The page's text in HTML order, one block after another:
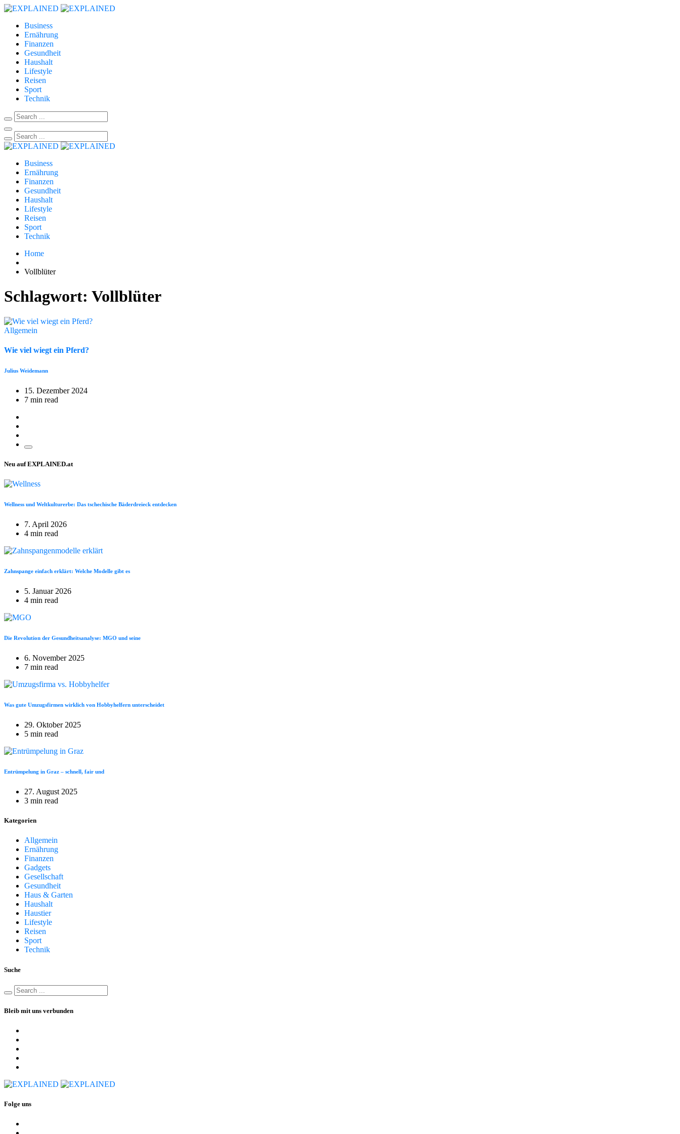
Business
Ernährung
Finanzen
Gesundheit
Haushalt
Lifestyle
Reisen
Sport
Technik
Business
Ernährung
Finanzen
Gesundheit
Haushalt
Lifestyle
Reisen
Sport
Technik
Home
Vollblüter
Schlagwort: Vollblüter
Allgemein
Wie viel wiegt ein Pferd?
Julius Weidemann
15. Dezember 2024
7 min read
Neu auf EXPLAINED.at
Wellness und Weltkulturerbe: Das tschechische Bäderdreieck entdecken
7. April 2026
4 min read
Zahnspange einfach erklärt: Welche Modelle gibt es
5. Januar 2026
4 min read
Die Revolution der Gesundheitsanalyse: MGO und seine
6. November 2025
7 min read
Was gute Umzugsfirmen wirklich von Hobbyhelfern unterscheidet
29. Oktober 2025
5 min read
Entrümpelung in Graz – schnell, fair und
27. August 2025
3 min read
Kategorien
Allgemein
Ernährung
Finanzen
Gadgets
Gesellschaft
Gesundheit
Haus & Garten
Haushalt
Haustier
Lifestyle
Reisen
Sport
Technik
Suche
Bleib mit uns verbunden
Folge uns